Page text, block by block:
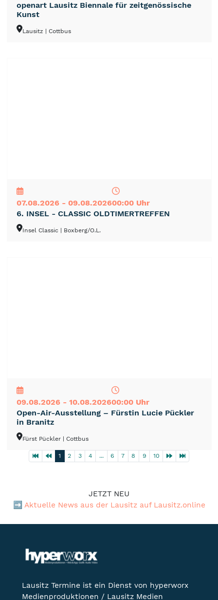
openart Lausitz Biennale für zeitgenössische
Kunst
Lausitz | Cottbus
07.08.2026 - 09.08.202600:00 Uhr
6. INSEL - CLASSIC OLDTIMERTREFFEN
Insel Classic | Boxberg/O.L.
09.08.2026 - 10.08.202600:00 Uhr
Open-Air-Ausstellung – Fürstin Lucie Pückler
in Branitz
Fürst Pückler | Cottbus
1 2 3 4 ... 6 7 8 9 10
JETZT NEU
➡️ Aktuelle News aus der Lausitz auf Lausitz.online
Lausitz Termine ist ein Dienst von hyperworx
Medienproduktionen / Lausitz Medien